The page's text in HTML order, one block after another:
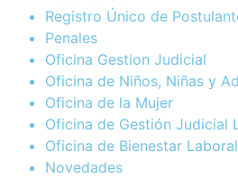
Registro Único de
Penales
Oficina Gestion Judicial
Oficina de Niños, Niñas y
Oficina de la Mujer
Oficina de Gestión Judicial
Oficina de Bienestar Laboral
Novedades